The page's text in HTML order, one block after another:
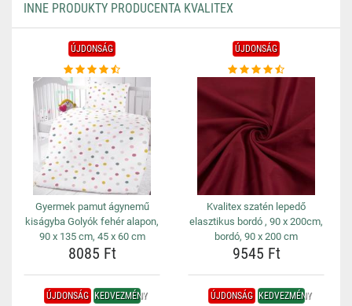
INNE PRODUKTY PRODUCENTA KVALITEX
ÚJDONSÁG
Gyermek pamut ágynemű
kiságyba Golyók fehér alapon,
90 x 135 cm, 45 x 60 cm
8085 Ft
ÚJDONSÁG
Kvalitex szatén lepedő
elasztikus bordó , 90 x 200cm,
bordó, 90 x 200 cm
9545 Ft
ÚJDONSÁG KEDVEZMÉNY ÚJDONSÁG KEDVEZMÉNY